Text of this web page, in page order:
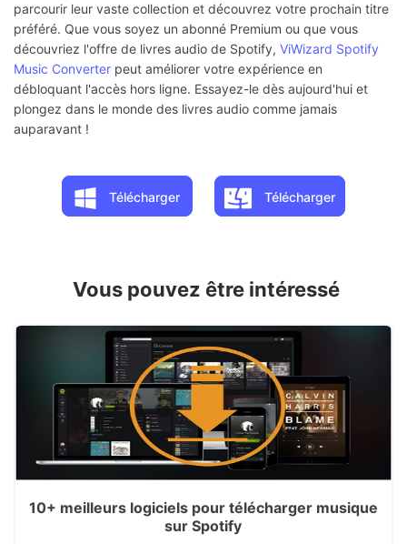
parcourir leur vaste collection et découvrez votre prochain titre
préféré. Que vous soyez un abonné Premium ou que vous
découvriez l'offre de livres audio de Spotify, ViWizard Spotify
Music Converter peut améliorer votre expérience en
débloquant l'accès hors ligne. Essayez-le dès aujourd'hui et
plongez dans le monde des livres audio comme jamais
auparavant !
Télécharger Télécharger
Vous pouvez être intéressé
10+ meilleurs logiciels pour télécharger musique
sur Spotify